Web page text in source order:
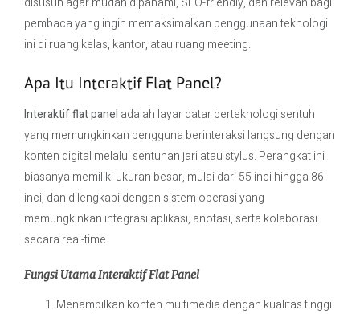
pembaca yang ingin memaksimalkan penggunaan teknologi
ini di ruang kelas, kantor, atau ruang meeting.
Apa Itu Interaktif Flat Panel?
Interaktif flat panel adalah layar datar berteknologi sentuh
yang memungkinkan pengguna berinteraksi langsung dengan
konten digital melalui sentuhan jari atau stylus. Perangkat ini
biasanya memiliki ukuran besar, mulai dari 55 inci hingga 86
inci, dan dilengkapi dengan sistem operasi yang
memungkinkan integrasi aplikasi, anotasi, serta kolaborasi
secara real-time.
Fungsi Utama Interaktif Flat Panel
Menampilkan konten multimedia dengan kualitas tinggi